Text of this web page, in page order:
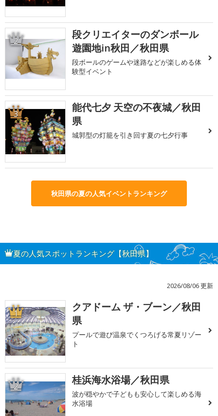
2
段クリエイターのダンボール
遊園地in秋田／秋田県
段ボールのゲームや迷路などが楽しめる体
験型イベント
3
能代七夕 天空の不夜城／秋田
県
城郭型の灯籠を引き回す夏の七夕行事
秋田県の夏の人気イベントランキング
夏の人気スポットランキング【秋田県】
2026/08/06 更新
1
クアドーム ザ・ブーン／秋田
県
プールで遊び温泉でくつろげる常夏リゾー
ト
2 桂浜海水浴場／秋田県
波が穏やかで子どもも安心して楽しめる海
水浴場